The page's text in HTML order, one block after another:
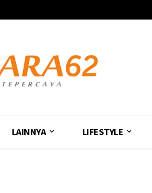
LAINNYA LIFESTYLE